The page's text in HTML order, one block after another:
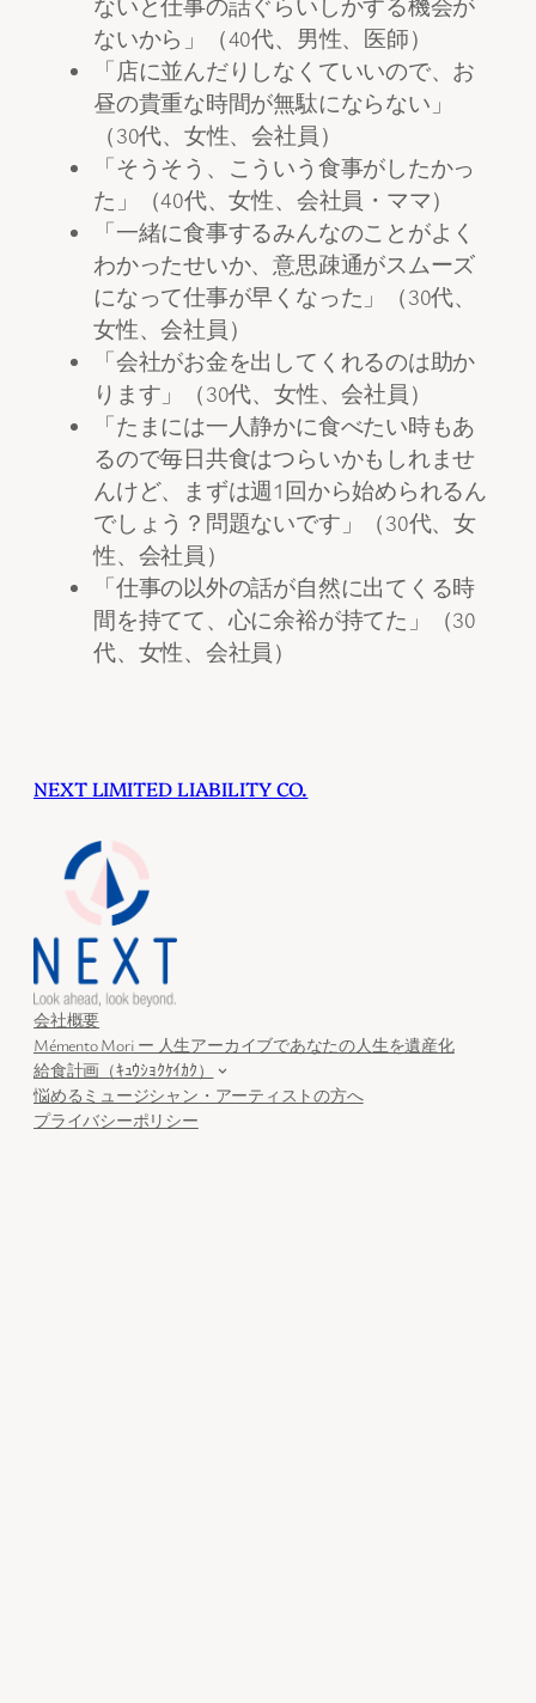
ないと仕事の話ぐらいしかする機会が
ないから」（40代、男性、医師）
「店に並んだりしなくていいので、お
昼の貴重な時間が無駄にならない」
（30代、女性、会社員）
「そうそう、こういう食事がしたかっ
た」（40代、女性、会社員・ママ）
「一緒に食事するみんなのことがよく
わかったせいか、意思疎通がスムーズ
になって仕事が早くなった」（30代、
女性、会社員）
「会社がお金を出してくれるのは助か
ります」（30代、女性、会社員）
「たまには一人静かに食べたい時もあ
るので毎日共食はつらいかもしれませ
んけど、まずは週1回から始められるん
でしょう？問題ないです」（30代、女
性、会社員）
「仕事の以外の話が自然に出てくる時
間を持てて、心に余裕が持てた」（30
代、女性、会社員）
NEXT LIMITED LIABILITY CO.
会社概要
Mémento Mori ー 人生アーカイブであなたの人生を遺産化
給食計画（ｷｭｳｼｮｸｹｲｶｸ）
悩めるミュージシャン・アーティストの方へ
プライバシーポリシー